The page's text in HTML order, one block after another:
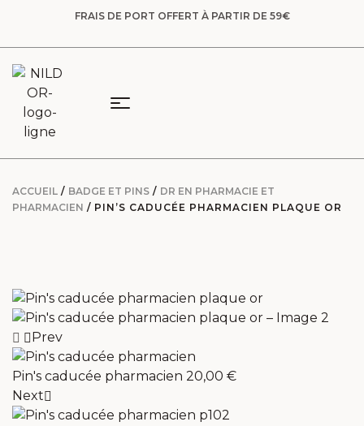
FRAIS DE PORT OFFERT À PARTIR DE 59€
ACCUEIL / BADGE ET PINS / DR EN PHARMACIE ET
PHARMACIEN / PIN’S CADUCÉE PHARMACIEN PLAQUE OR
Prev
Pin's caducée pharmacien 20,00 €
Next